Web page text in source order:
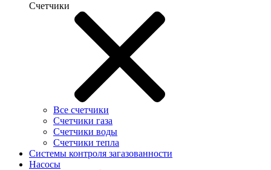
Счетчики
Все счетчики
Счетчики газа
Счетчики воды
Счетчики тепла
Системы контроля загазованности
Насосы